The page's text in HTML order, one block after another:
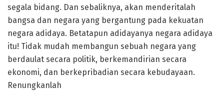
segala bidang. Dan sebaliknya, akan menderitalah
bangsa dan negara yang bergantung pada kekuatan
negara adidaya. Betatapun adidayanya negara adidaya
itu! Tidak mudah membangun sebuah negara yang
berdaulat secara politik, berkemandirian secara
ekonomi, dan berkepribadian secara kebudayaan.
Renungkanlah